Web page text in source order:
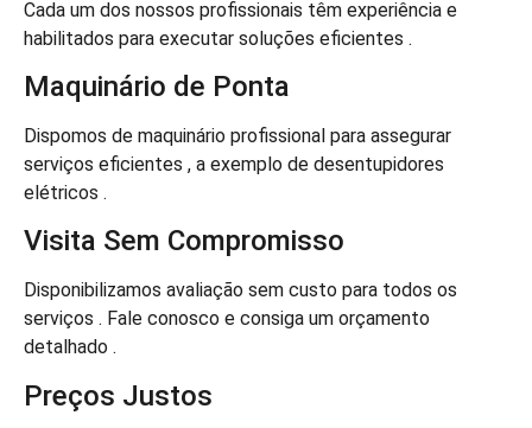
Cada um dos nossos profissionais têm experiência e
habilitados para executar soluções eficientes .
Maquinário de Ponta
Dispomos de maquinário profissional para assegurar
serviços eficientes , a exemplo de desentupidores
elétricos .
Visita Sem Compromisso
Disponibilizamos avaliação sem custo para todos os
serviços . Fale conosco e consiga um orçamento
detalhado .
Preços Justos